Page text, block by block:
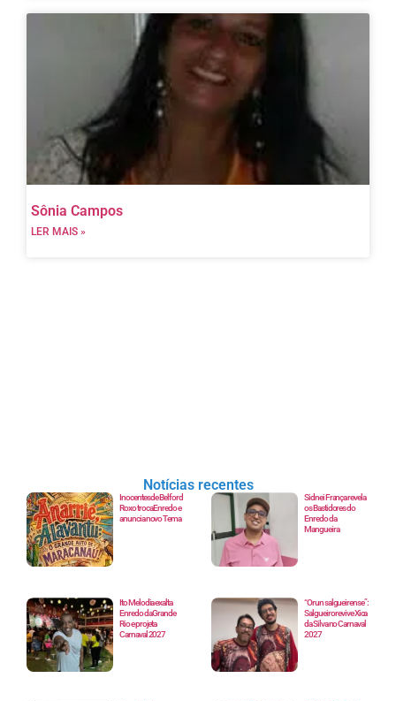
Sônia Campos
LER MAIS »
Notícias recentes
Inocentes de Belford
Roxo troca Enredo e
anuncia novo Tema
Sidnei França revela
os Bastidores do
Enredo da
Mangueira
Ito Melodia exalta
Enredo da Grande
Rio e projeta
Carnaval 2027
“Orun salgueirense”:
Salgueiro revive Xica
da Silva no Carnaval
2027